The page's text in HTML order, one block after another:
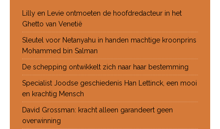
Lilly en Levie ontmoeten de hoofdredacteur in het
Ghetto van Venetië
Sleutel voor Netanyahu in handen machtige kroonprins
Mohammed bin Salman
De schepping ontwikkelt zich naar haar bestemming
Specialist Joodse geschiedenis Han Lettinck, een mooi
en krachtig Mensch
David Grossman: kracht alleen garandeert geen
overwinning